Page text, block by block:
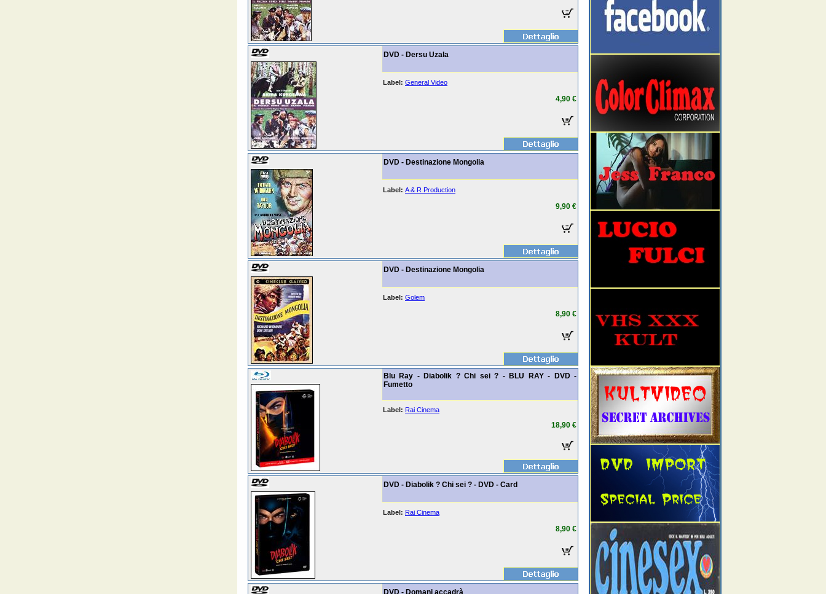
DVD - Dersu Uzala
Label: General Video
4,90 €
DVD - Destinazione Mongolia
Label: A & R Production
9,90 €
DVD - Destinazione Mongolia
Label: Golem
8,90 €
Blu Ray - Diabolik ? Chi sei ? - BLU RAY - DVD -
Fumetto
Label: Rai Cinema
18,90 €
DVD - Diabolik ? Chi sei ? - DVD - Card
Label: Rai Cinema
8,90 €
DVD - Domani accadrà